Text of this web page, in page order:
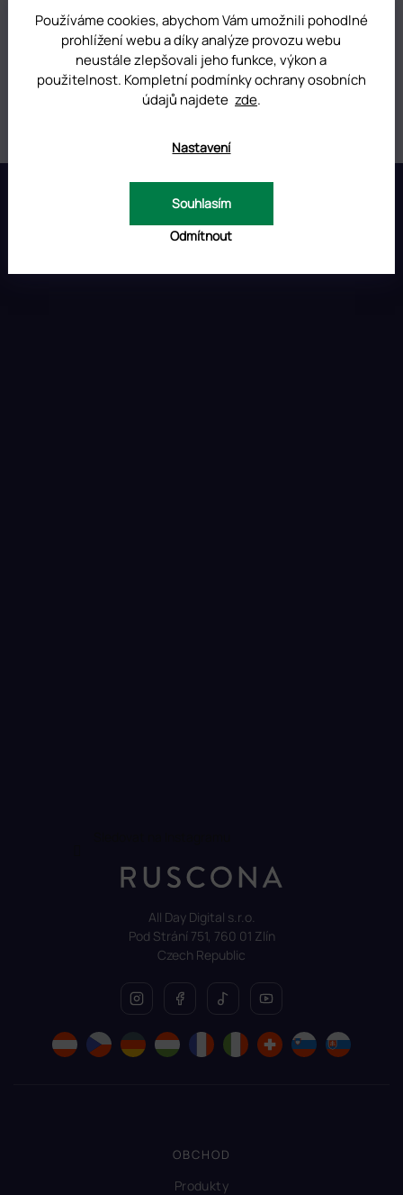
Používáme cookies, abychom Vám umožnili pohodlné
prohlížení webu a díky analýze provozu webu
neustále zlepšovali jeho funkce, výkon a
použitelnost. Kompletní podmínky ochrany osobních
údajů najdete zde.
Nastavení
Odmítnout
Souhlasím
DOPLŇKOVÉ PARAMETRY
Kategorie: Kamínky na nehty Swarovski
0.01 kg
All Day Digital s.r.o.
Pod Strání 751, 760 01 Zlín
Czech Republic
OBCHOD
Produkty